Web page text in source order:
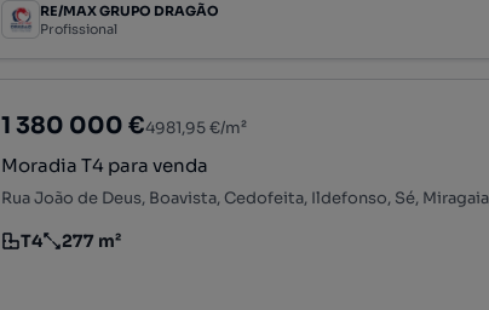
RE/MAX GRUPO DRAGÃO
Profissional
1 380 000 €4981,95 €/m²
Moradia T4 para venda
Tipologia
T4
Preço por metro quadrado
277 m²